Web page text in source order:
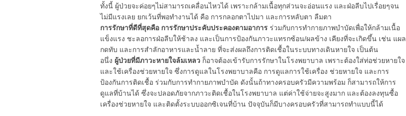
ทั้งนี้ ผู้ป่วยจะค่อยๆไม่สามารถเคลื่อนไหวได้ เพราะกล้ามเนื้อทุกส่วนจะอ่อนแรง และฝ่อลีบไปเรื่อยๆจน
ไม่มีแรงเลย ยกเว้นที่พอทำงานได้ คือ การกลอกตาไปมา และการหลับตา ลืมตา
การรักษาที่ดีที่สุดคือ การรักษาประคับประคองตามอาการ ร่วมกับการทำกายภาพบำบัดเพื่อให้กล้ามเนื้อ
แข็งแรง ชะลอการฝ่อลีบให้ช้าลง และเป็นการป้องกันภาวะแทรกซ้อน/ผลข้าง เคียงที่จะเกิดขึ้น เช่น แผล
กดทับ และการสำลักอาหารและน้ำลาย ที่จะส่งผลถึงการติดเชื้อในระบบทางเดินหายใจ เป็นต้น
อนึ่ง ผู้ป่วยที่มีภาวะหายใจล้มเหลว ก็อาจต้องเข้ารับการรักษาในโรงพยาบาล เพราะต้องใส่ท่อช่วยหายใจ
และใช้เครื่องช่วยหายใจ ซึ่งการดูแลในโรงพยาบาลคือ การดูแลการใช้เครื่อง ช่วยหายใจ และการ
ป้องกันการติดเชื้อ ร่วมกับการทำกายภาพบำบัด ดังนั้นถ้าทางครอบครัวมีความพร้อม ก็สามารถให้การ
ดูแลที่บ้านได้ ซึ่งจะปลอดภัยจากภาวะติดเชื้อในโรงพยาบาล แต่ค่าใช้จ่ายจะสูงมาก และต้องลงทุนซื้อ
เครื่องช่วยหายใจ และติดตั้งระบบออกซิเจนที่บ้าน ปัจจุบันก็มีบางครอบครัวที่สามารถทำแบบนี้ได้